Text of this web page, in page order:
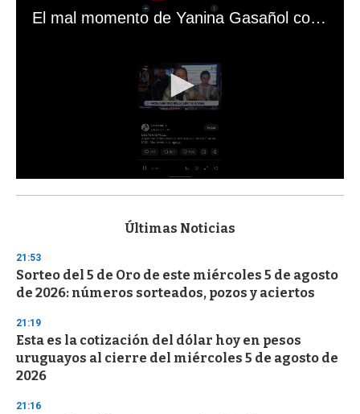
El mal momento de Yanina Gasañol con un hincha argentino en "Subrayado"
s
d
s
o
f
3
s
c
o
d
Últimas Noticias
21:53
Sorteo del 5 de Oro de este miércoles 5 de agosto
de 2026: números sorteados, pozos y aciertos
21:19
Esta es la cotización del dólar hoy en pesos
uruguayos al cierre del miércoles 5 de agosto de
2026
21:16